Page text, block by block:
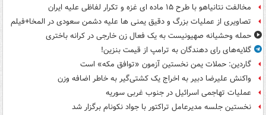
مخالفت نتانیاهو با طرح ۱۵ ماده ای غزه و تکرار لفاظی علیه ایران
تصاویری از عملیات بزرگ و دقیق یمنی ها علیه دشمن سعودی در المخا+فیلم
حمله وحشیانه صهیونیست به یک فعال زن خارجی در کرانه باختری
گلایه‌های رای دهندگان به ترامپ از قیمت بنزین!
گاردین: حملات یمن نخستین آزمون «توافق مکه» است
واکنش علیرضا دبیر به اخراج یک کشتی‌گیر به خاطر اضافه وزن
عملیات تهاجمی اسرائیل در جنوب غربی سوریه
نخستین جلسه مدیرعامل تراکتور با جواد نکونام برگزار شد